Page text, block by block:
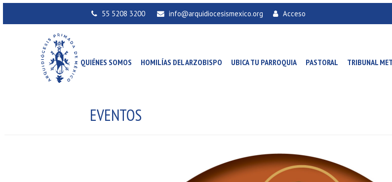
55 5208 3200 info@arquidiocesismexico.org Acceso
QUIÉNES SOMOS HOMILÍAS DEL ARZOBISPO UBICA TU PARROQUIA PASTORAL TRIBUNAL
EVENTOS